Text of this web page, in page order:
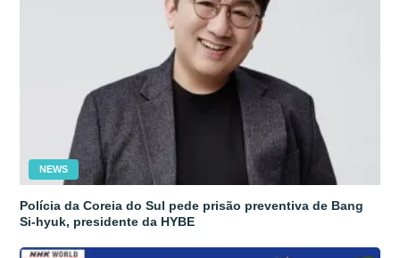
NEWS
Polícia da Coreia do Sul pede prisão preventiva de Bang
Si-hyuk, presidente da HYBE